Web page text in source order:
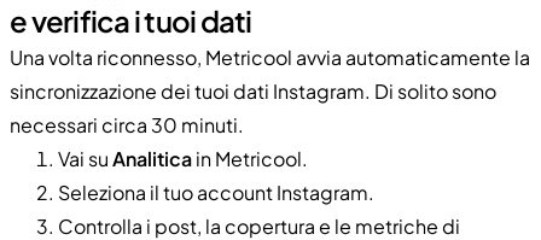
e verifica i tuoi dati
Una volta riconnesso, Metricool avvia automaticamente la
sincronizzazione dei tuoi dati Instagram. Di solito sono
necessari circa 30 minuti.
Vai suAnaliticain Metricool.
Seleziona il tuo account Instagram.
Controlla i post, la copertura e le metriche di